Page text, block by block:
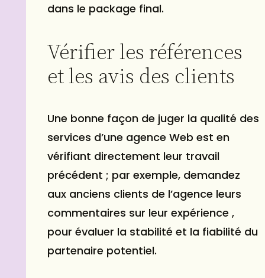
dans le package final.
Vérifier les références
et les avis des clients
Une bonne façon de juger la qualité des
services d’une agence Web est en
vérifiant directement leur travail
précédent ; par exemple, demandez
aux anciens clients de l’agence leurs
commentaires sur leur expérience ,
pour évaluer la stabilité et la fiabilité du
partenaire potentiel.